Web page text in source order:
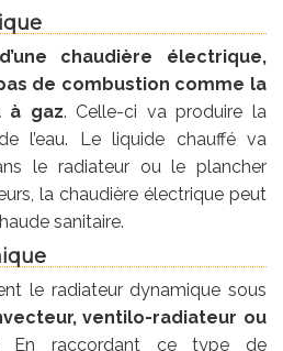
chaudière électrique,
pas de combustion comme la
à gaz. Celle-ci va produire la
l’eau. Le liquide chauffé va
le radiateur ou le plancher
la chaudière électrique peut
sanitaire.
le radiateur dynamique sous
ventilo-radiateur ou
En raccordant ce type de